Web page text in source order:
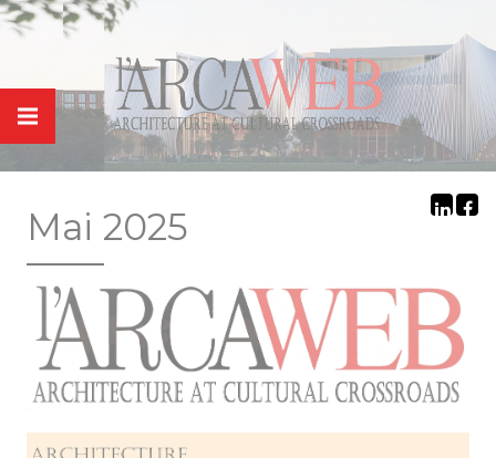
Mai 2025
Panneau de gestion des cookies